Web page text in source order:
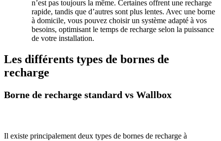
n’est pas toujours la même. Certaines offrent une recharge
rapide, tandis que d’autres sont plus lentes. Avec une borne
à domicile, vous pouvez choisir un système adapté à vos
besoins, optimisant le temps de recharge selon la puissance
de votre installation.
Les différents types de bornes de
recharge
Borne de recharge standard vs Wallbox
Il existe principalement deux types de bornes de recharge à